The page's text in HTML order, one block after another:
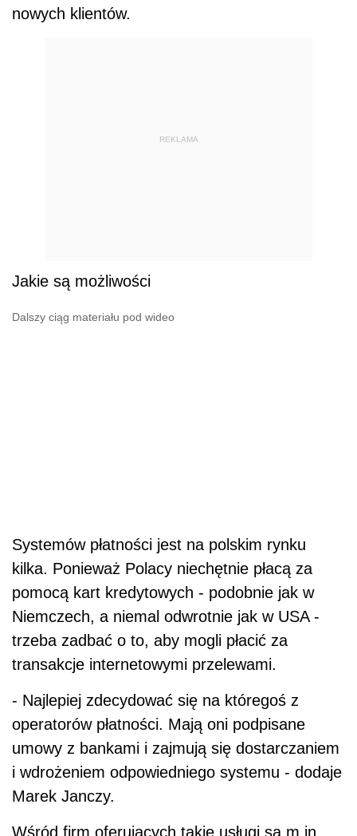
nowych klientów.
REKLAMA
Jakie są możliwości
Dalszy ciąg materiału pod wideo
Systemów płatności jest na polskim rynku
kilka. Ponieważ Polacy niechętnie płacą za
pomocą kart kredytowych - podobnie jak w
Niemczech, a niemal odwrotnie jak w USA -
trzeba zadbać o to, aby mogli płacić za
transakcje internetowymi przelewami.
- Najlepiej zdecydować się na któregoś z
operatorów płatności. Mają oni podpisane
umowy z bankami i zajmują się dostarczaniem
i wdrożeniem odpowiedniego systemu - dodaje
Marek Janczy.
Wśród firm oferujących takie usługi są m.in.